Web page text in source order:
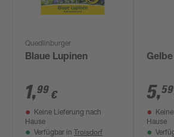
Quedlinburger
Blaue Lupinen
1,99 €
Keine Lieferung nach
Hause
Verfügbar in Troisdorf
5,59
Hause